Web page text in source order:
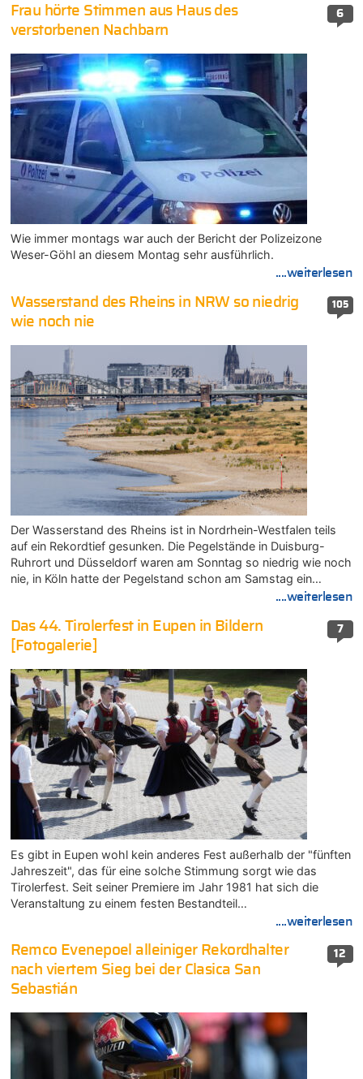
6
Frau hörte Stimmen aus Haus des
verstorbenen Nachbarn
Wie immer montags war auch der Bericht der Polizeizone
Weser-Göhl an diesem Montag sehr ausführlich.
....weiterlesen
105
Wasserstand des Rheins in NRW so niedrig
wie noch nie
Der Wasserstand des Rheins ist in Nordrhein-Westfalen teils
auf ein Rekordtief gesunken. Die Pegelstände in Duisburg-
Ruhrort und Düsseldorf waren am Sonntag so niedrig wie noch
nie, in Köln hatte der Pegelstand schon am Samstag ein…
....weiterlesen
7
Das 44. Tirolerfest in Eupen in Bildern
[Fotogalerie]
Es gibt in Eupen wohl kein anderes Fest außerhalb der "fünften
Jahreszeit", das für eine solche Stimmung sorgt wie das
Tirolerfest. Seit seiner Premiere im Jahr 1981 hat sich die
Veranstaltung zu einem festen Bestandteil…
....weiterlesen
12
Remco Evenepoel alleiniger Rekordhalter
nach viertem Sieg bei der Clasica San
Sebastián